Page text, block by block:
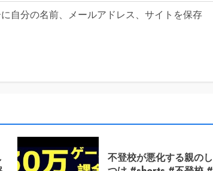
自分の名前、メールアドレス、サイトを保存
不登校が悪化する親のし